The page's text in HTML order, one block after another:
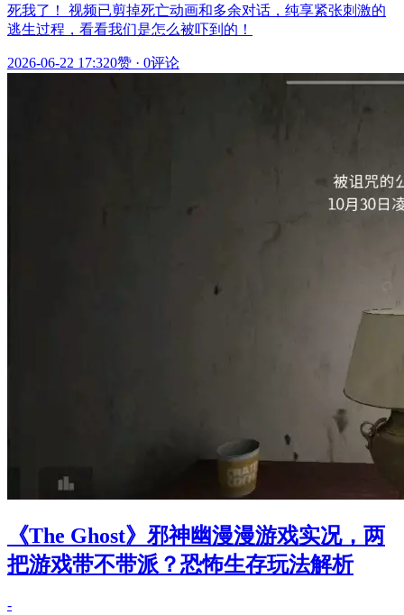
死我了！ 视频已剪掉死亡动画和多余对话，纯享紧张刺激的
逃生过程，看看我们是怎么被吓到的！
2026-06-22 17:320赞 · 0评论
《The Ghost》邪神幽漫漫游戏实况，两
把游戏带不带派？恐怖生存玩法解析
-